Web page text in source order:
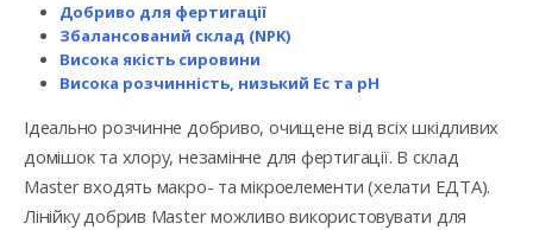
Добриво для фертигації
Збалансований склад (NPK)
Висока якість сировини
Висока розчинність, низький Ес та рН
Ідеально розчинне добриво, очищене від всіх шкідливих
домішок та хлору, незамінне для фертигації. В склад
Master входять макро- та мікроелементи (хелати ЕДТА).
Лінійку добрив Master можливо використовувати для